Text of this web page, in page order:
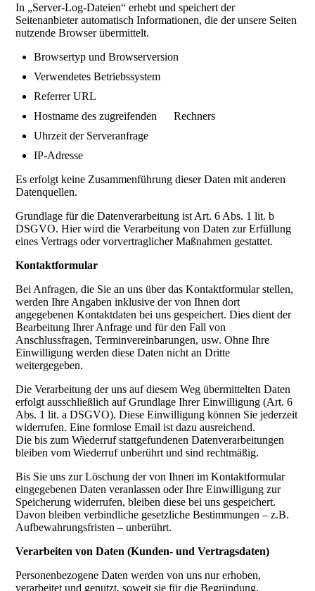
In „Server-Log-Dateien“ erhebt und speichert der
Seitenanbieter automatisch Informationen, die der unsere Seiten
nutzende Browser übermittelt.
Browsertyp und Browserversion
Verwendetes Betriebssystem
Referrer URL
Hostname des zugreifenden Rechners
Uhrzeit der Serveranfrage
IP-Adresse
Es erfolgt keine Zusammenführung dieser Daten mit anderen
Datenquellen.
Grundlage für die Datenverarbeitung ist Art. 6 Abs. 1 lit. b
DSGVO. Hier wird die Verarbeitung von Daten zur Erfüllung
eines Vertrags oder vorvertraglicher Maßnahmen gestattet.
Kontaktformular
Bei Anfragen, die Sie an uns über das Kontaktformular stellen,
werden Ihre Angaben inklusive der von Ihnen dort
angegebenen Kontaktdaten bei uns gespeichert. Dies dient der
Bearbeitung Ihrer Anfrage und für den Fall von
Anschlussfragen, Terminvereinbarungen, usw. Ohne Ihre
Einwilligung werden diese Daten nicht an Dritte
weitergegeben.
Die Verarbeitung der uns auf diesem Weg übermittelten Daten
erfolgt ausschließlich auf Grundlage Ihrer Einwilligung (Art. 6
Abs. 1 lit. a DSGVO). Diese Einwilligung können Sie jederzeit
widerrufen. Eine formlose Email ist dazu ausreichend.
Die bis zum Wiederruf stattgefundenen Datenverarbeitungen
bleiben vom Wiederruf unberührt und sind rechtmäßig.
Bis Sie uns zur Löschung der von Ihnen im Kontaktformular
eingegebenen Daten veranlassen oder Ihre Einwilligung zur
Speicherung widerrufen, bleiben diese bei uns gespeichert.
Davon bleiben verbindliche gesetzliche Bestimmungen – z.B.
Aufbewahrungsfristen – unberührt.
Verarbeiten von Daten (Kunden- und Vertragsdaten)
Personenbezogene Daten werden von uns nur erhoben,
verarbeitet und genutzt, soweit sie für die Begründung,